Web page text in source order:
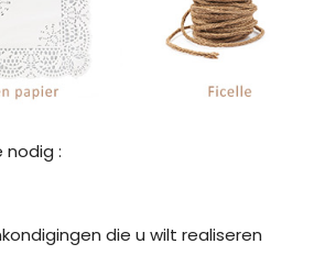
nodig :
die u wilt realiseren